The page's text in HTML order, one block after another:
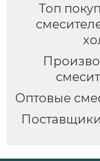
Топ
Оптовые